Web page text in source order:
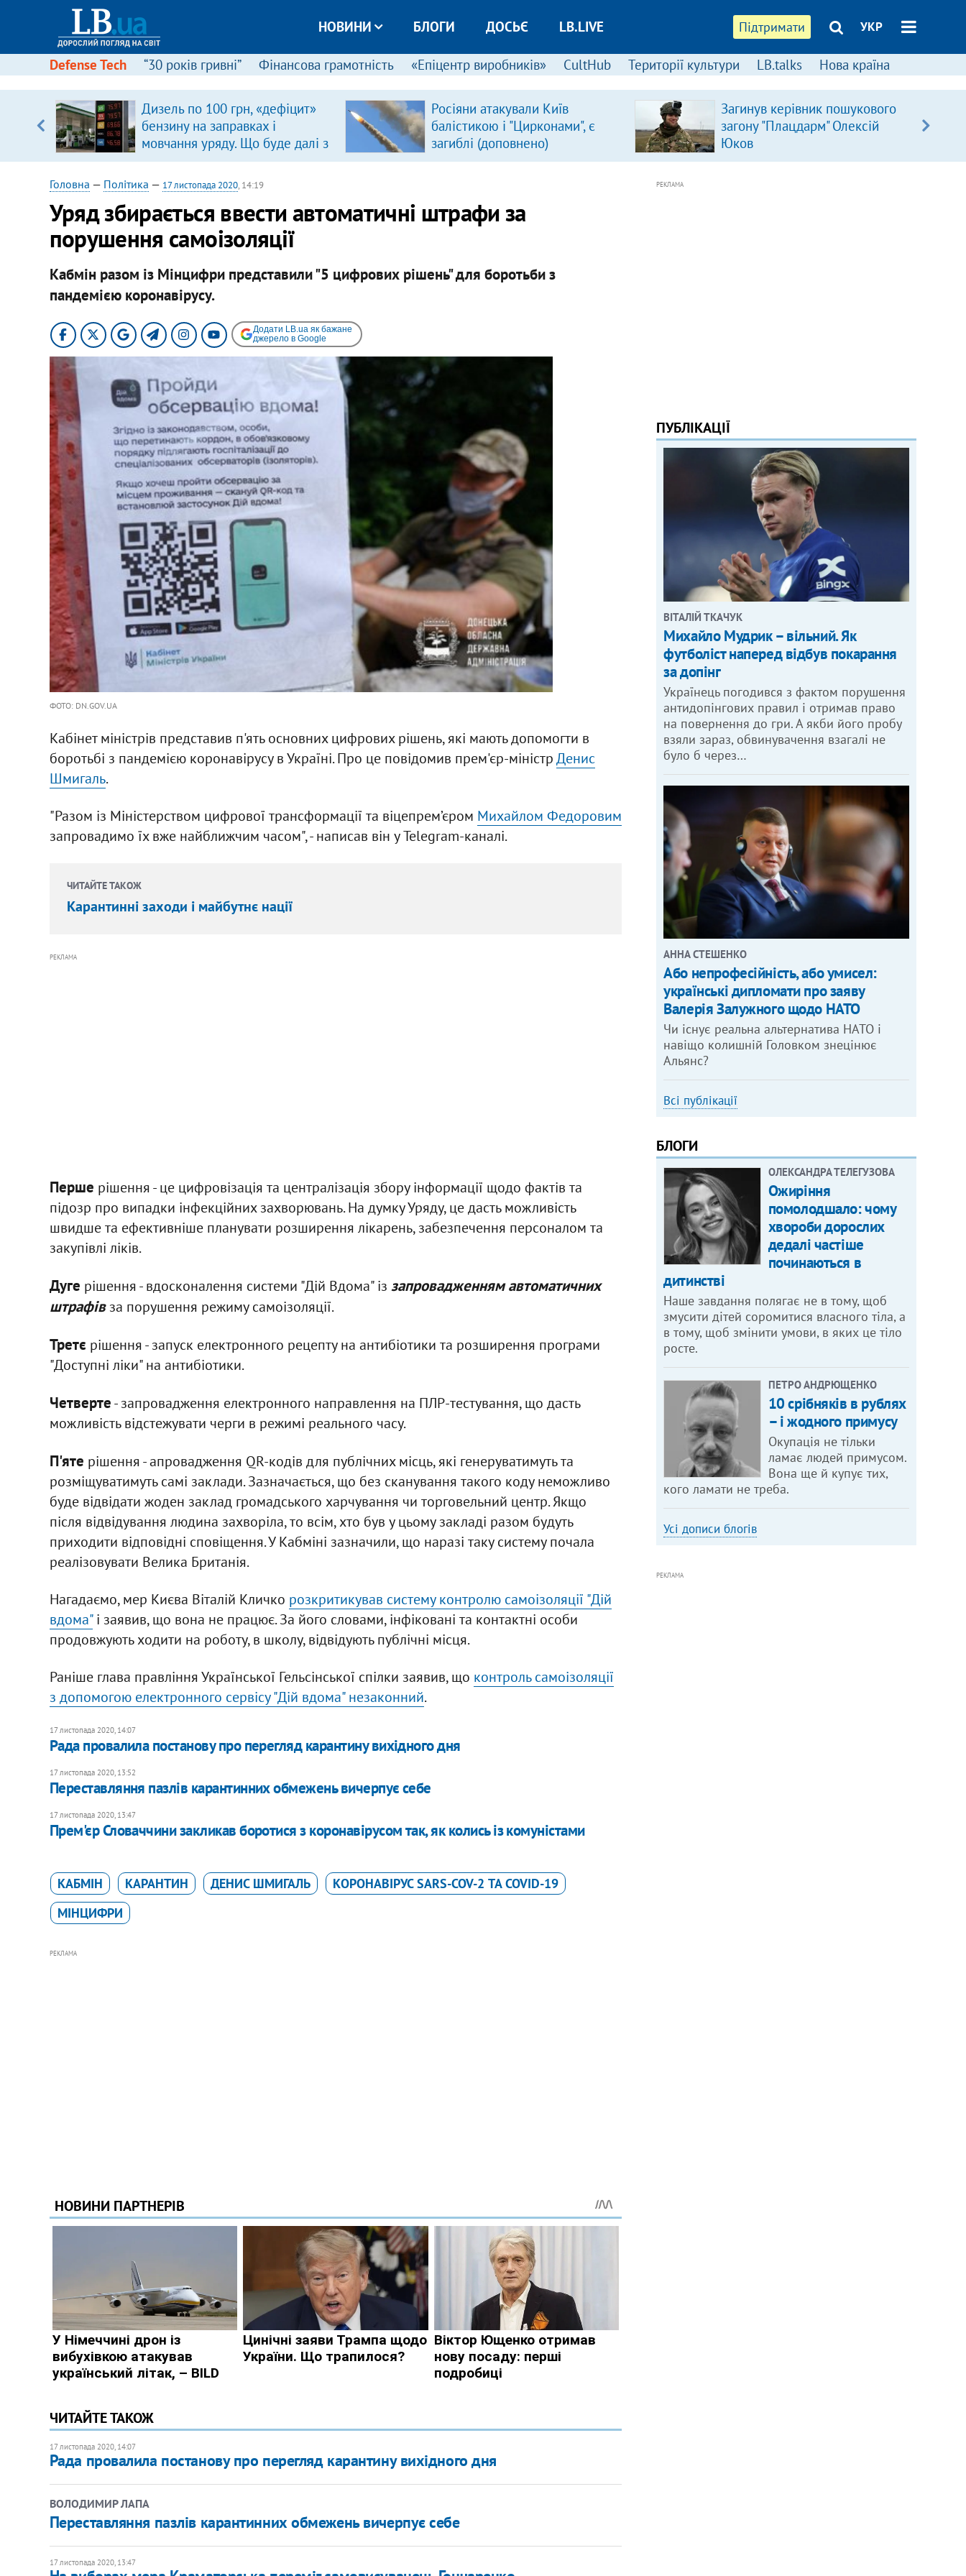
Підтримати УКР
НОВИНИ БЛОГИ ДОСЬЄ LB.LIVE
Defense Tech “30 років гривні” Фінансова грамотність «Епіцентр виробників» CultHub Території культури LB.talks Нова країна
Дизель по 100 грн, «дефіцит»
бензину на заправках і
мовчання уряду. Що буде далі з
цінами на пальне?
Росіяни атакували Київ
балістикою і "Цирконами", є
загиблі (доповнено)
Загинув керівник пошукового
загону "Плацдарм" Олексій
Юков
Головна — Політика — 17 листопада 2020, 14:19
Уряд збирається ввести автоматичні штрафи за
порушення самоізоляції
Кабмін разом із Мінцифри представили "5 цифрових рішень" для боротьби з
пандемією коронавірусу.
Додати LB.ua як бажане
джерело в Google
ФОТО: DN.GOV.UA
Кабінет міністрів представив п'ять основних цифрових рішень, які мають допомогти в
боротьбі з пандемією коронавірусу в Україні. Про це повідомив прем'єр-міністрДенис
Шмигаль.
"Разом із Міністерством цифрової трансформації та віцепрем’єром Михайлом Федоровим
запровадимо їх вже найближчим часом", - написав він у Telegram-каналі.
ЧИТАЙТЕ ТАКОЖ
Карантинні заходи і майбутнє нації
РЕКЛАМА
Перше рішення - це цифровізація та централізація збору інформації щодо фактів та
підозр про випадки інфекційних захворювань. На думку Уряду, це дасть можливість
швидше та ефективніше планувати розширення лікарень, забезпечення персоналом та
закупівлі ліків.
Дуге рішення - вдосконалення системи "Дій Вдома" із запровадженням автоматичних
штрафівза порушення режиму самоізоляції.
Третє рішення - запуск електронного рецепту на антибіотики та розширення програми
"Доступні ліки" на антибіотики.
Четверте- запровадження електронного направлення на ПЛР-тестування, що дасть
можливість відстежувати черги в режимі реального часу.
П'яте рішення - апровадження QR-кодів для публічних місць, які генеруватимуть та
розміщуватимуть самі заклади. Зазначається, що без сканування такого коду неможливо
буде відвідати жоден заклад громадського харчування чи торговельний центр. Якщо
після відвідування людина захворіла, то всім, хто був у цьому закладі разом будуть
приходити відповідні сповіщення. У Кабміні зазначили, що наразі таку систему почала
реалізовувати Велика Британія.
Нагадаємо, мер Києва Віталій Кличко розкритикував систему контролю самоізоляції "Дій
вдома"і заявив, що вона не працює. За його словами, інфіковані та контактні особи
продовжують ходити на роботу, в школу, відвідують публічні місця.
Раніше глава правління Української Гельсінської спілки заявив, що контроль самоізоляції
з допомогою електронного сервісу "Дій вдома" незаконний.
17 листопада 2020, 14:07
Рада провалила постанову про перегляд карантину вихідного дня
17 листопада 2020, 13:52
Переставляння пазлів карантинних обмежень вичерпує себе
17 листопада 2020, 13:47
Прем'єр Словаччини закликав боротися з коронавірусом так, як колись із комуністами
КАБМІН КАРАНТИН ДЕНИС ШМИГАЛЬ
КОРОНАВІРУС SARS-COV-2 ТА COVID-19
МІНЦИФРИ
РЕКЛАМА
ЧИТАЙТЕ ТАКОЖ
17 листопада 2020, 14:07
Рада провалила постанову про перегляд карантину вихідного дня
ВОЛОДИМИР ЛАПА
Переставляння пазлів карантинних обмежень вичерпує себе
17 листопада 2020, 13:47
РЕКЛАМА
ПУБЛІКАЦІЇ
ВІТАЛІЙ ТКАЧУК
Михайло Мудрик – вільний. Як
футболіст наперед відбув покарання
за допінг
Українець погодився з фактом порушення
антидопінгових правил і отримав право
на повернення до гри. А якби його пробу
взяли зараз, обвинувачення взагалі не
було б через…
АННА СТЕШЕНКО
Або непрофесійність, або умисел:
українські дипломати про заяву
Валерія Залужного щодо НАТО
Чи існує реальна альтернатива НАТО і
навіщо колишній Головком знецінює
Альянс?
Всі публікації
БЛОГИ
ОЛЕКСАНДРА ТЕЛЕГУЗОВА
Ожиріння
помолодшало: чому
хвороби дорослих
дедалі частіше
починаються в
дитинстві
Наше завдання полягає не в тому, щоб
змусити дітей соромитися власного тіла, а
в тому, щоб змінити умови, в яких це тіло
росте.
ПЕТРО АНДРЮЩЕНКО
10 срібняків в рублях
– і жодного примусу
Окупація не тільки
ламає людей примусом.
Вона ще й купує тих,
кого ламати не треба.
Усі дописи блогів
РЕКЛАМА